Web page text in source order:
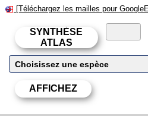
[Téléchargez les mailles pour